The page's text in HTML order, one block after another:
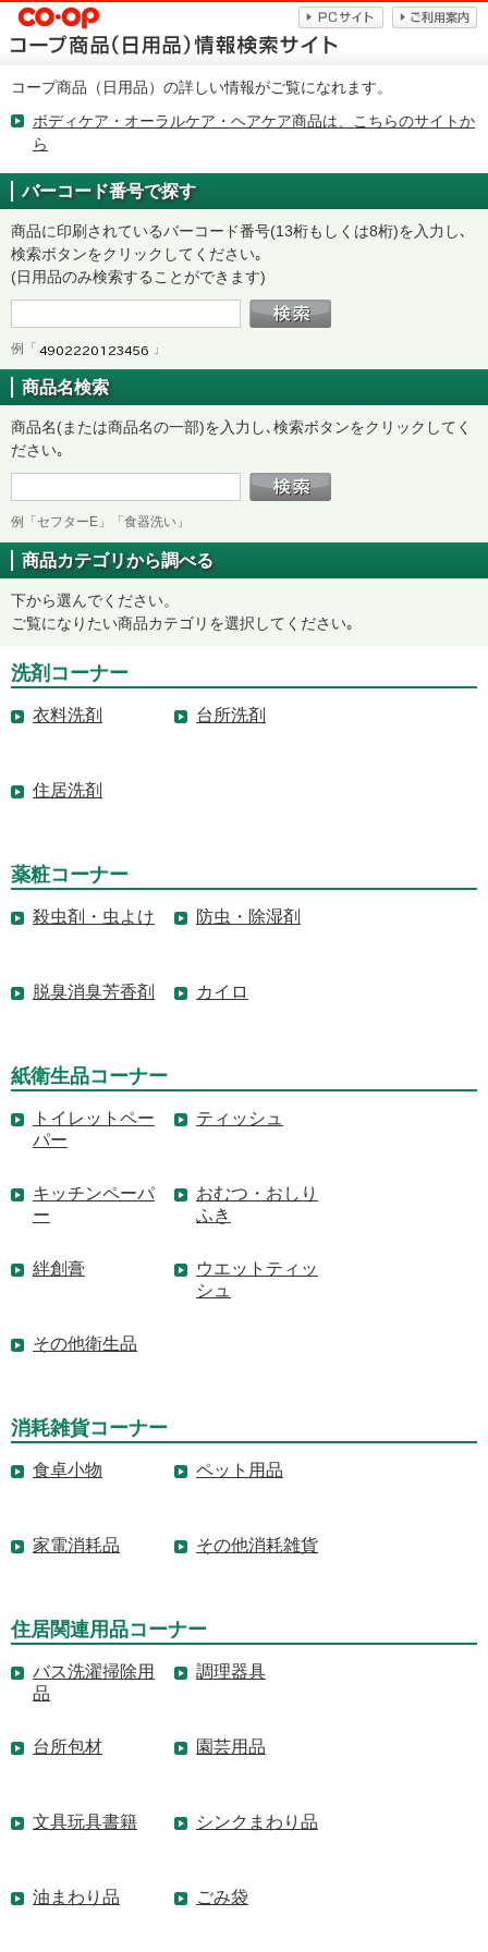
コープ商品（日用品）の詳しい情報がご覧になれます。
ボディケア・オーラルケア・ヘアケア商品は、こちらのサイトか
ら
バーコード番号で探す
商品に印刷されているバーコード番号(13桁もしくは8桁)を入力し､
検索ボタンをクリックしてください｡
(日用品のみ検索することができます)
例「 」
商品名検索
商品名(または商品名の一部)を入力し､検索ボタンをクリックしてく
ださい｡
例「セフターE」「食器洗い」
商品カテゴリから調べる
下から選んでください。
ご覧になりたい商品カテゴリを選択してください｡
洗剤コーナー
衣料洗剤 台所洗剤
住居洗剤
薬粧コーナー
殺虫剤・虫よけ 防虫・除湿剤
脱臭消臭芳香剤 カイロ
紙衛生品コーナー
トイレットペー
パー
ティッシュ
キッチンペーパ
ー
おむつ・おしり
ふき
絆創膏
ウエットティッ
シュ
その他衛生品
消耗雑貨コーナー
食卓小物 ペット用品
家電消耗品 その他消耗雑貨
住居関連用品コーナー
バス洗濯掃除用
品
調理器具
台所包材 園芸用品
文具玩具書籍 シンクまわり品
油まわり品 ごみ袋